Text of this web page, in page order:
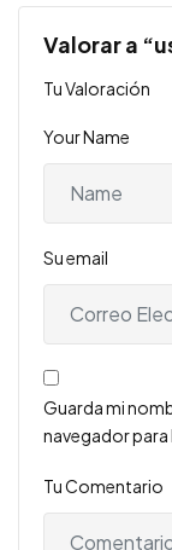
Valorar a
Tu Valoración
Your Name
Su email
Guarda mi
navegador para
Tu Comentario